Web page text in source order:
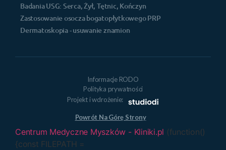
Badania USG: Serca, Żył, Tętnic, Kończyn
Zastosowanie osocza bogatopłytkowego PRP
Dermatoskopia - usuwanie znamion
Informacje RODO
Polityka prywatności
Projekt i wdrożenie:
Powrót Na Górę Strony
Centrum Medyczne Myszków - Kliniki.pl (function()
{const FILEPATH =